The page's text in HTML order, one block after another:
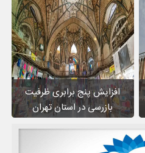
افزایش پنج برابری ظرفیت
بازرسی در استان تهران